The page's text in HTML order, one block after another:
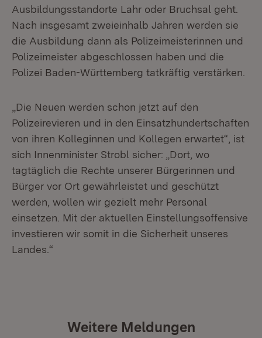
Ausbildungsstandorte Lahr oder Bruchsal geht.
Nach insgesamt zweieinhalb Jahren werden sie
die Ausbildung dann als Polizeimeisterinnen und
Polizeimeister abgeschlossen haben und die
Polizei Baden-Württemberg tatkräftig verstärken.
„Die Neuen werden schon jetzt auf den
Polizeirevieren und in den Einsatzhundertschaften
von ihren Kolleginnen und Kollegen erwartet“, ist
sich Innenminister Strobl sicher: „Dort, wo
tagtäglich die Rechte unserer Bürgerinnen und
Bürger vor Ort gewährleistet und geschützt
werden, wollen wir gezielt mehr Personal
einsetzen. Mit der aktuellen Einstellungsoffensive
investieren wir somit in die Sicherheit unseres
Landes.“
Weitere Meldungen